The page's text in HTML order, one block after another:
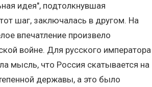
идея", подтолкнувшая
шаг, заключалась в другом. На
впечатление произвело
войне. Для русского императора
мысль, что Россия скатывается на
державы, а это было